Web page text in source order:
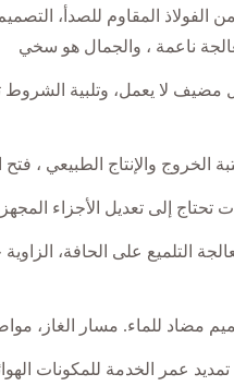
ناعمة ، والجمال هو سخي
مضيف لا يعمل، وتلبية
والإنتاج الطبيعي ، فتح
تحتاج إلى تعديل الأجزاء
التلميع على الحافة،
مضاد للماء. مسار الغاز،
عمر الخدمة للمكونات